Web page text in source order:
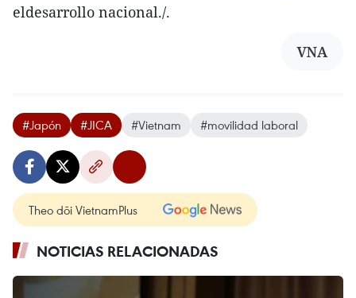
eldesarrollo nacional./.
VNA
#Japón #JICA #Vietnam #movilidad laboral
Theo dõi VietnamPlus
NOTICIAS RELACIONADAS